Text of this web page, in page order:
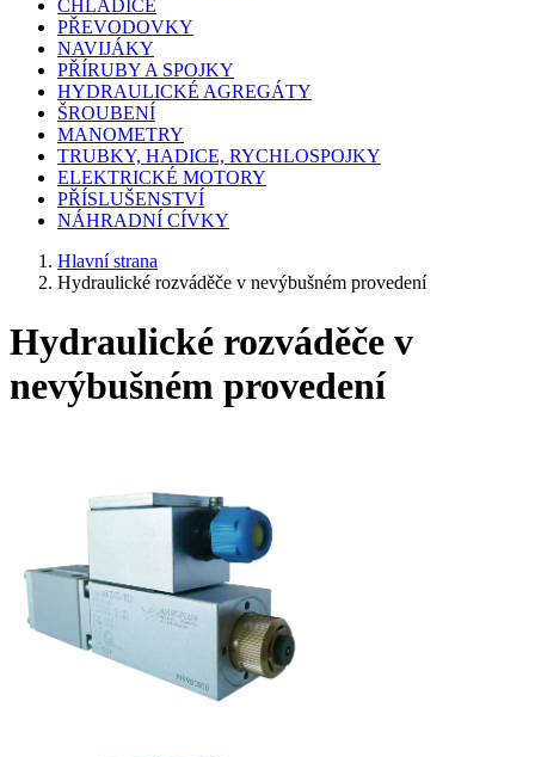
CHLADIČE
PŘEVODOVKY
NAVIJÁKY
PŘÍRUBY A SPOJKY
HYDRAULICKÉ AGREGÁTY
ŠROUBENÍ
MANOMETRY
TRUBKY, HADICE, RYCHLOSPOJKY
ELEKTRICKÉ MOTORY
PŘÍSLUŠENSTVÍ
NÁHRADNÍ CÍVKY
Hlavní strana
Hydraulické rozváděče v nevýbušném provedení
Hydraulické rozváděče v
nevýbušném provedení